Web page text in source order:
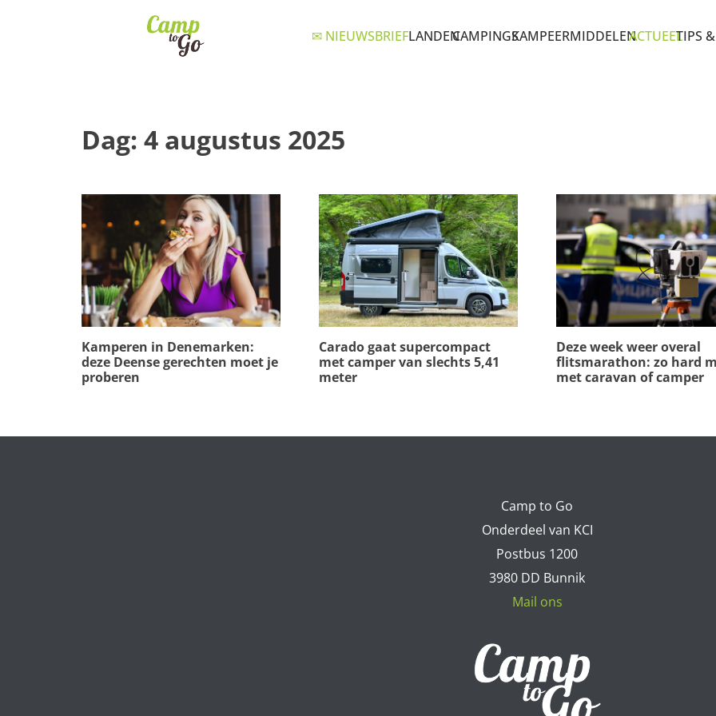
✉ NIEUWSBRIEFLANDENCAMPINGSKAMPEERMIDDELENACTUEELTIPS
Dag: 4 augustus 2025
Kamperen in Denemarken:
deze Deense gerechten moet je
proberen
Carado gaat supercompact
met camper van slechts 5,41
meter
Deze week weer overal
flitsmarathon: zo hard
met caravan of camper
Camp to Go
Onderdeel van KCI
Postbus 1200
3980 DD Bunnik
Mail ons